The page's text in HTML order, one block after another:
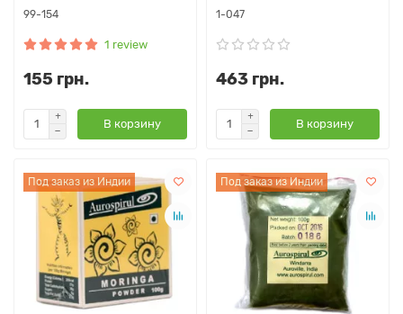
99-154
1 review
155 грн.
В корзину
1-047
463 грн.
В корзину
Под заказ из Индии Под заказ из Индии